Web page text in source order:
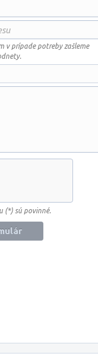
v prípade potreby zašleme
(*) sú povinné.